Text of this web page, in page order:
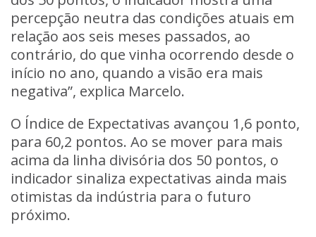
percepção neutra das condições atuais em
relação aos seis meses passados, ao
contrário, do que vinha ocorrendo desde o
início no ano, quando a visão era mais
negativa”, explica Marcelo.
O Índice de Expectativas avançou 1,6 ponto,
para 60,2 pontos. Ao se mover para mais
acima da linha divisória dos 50 pontos, o
indicador sinaliza expectativas ainda mais
otimistas da indústria para o futuro
próximo.